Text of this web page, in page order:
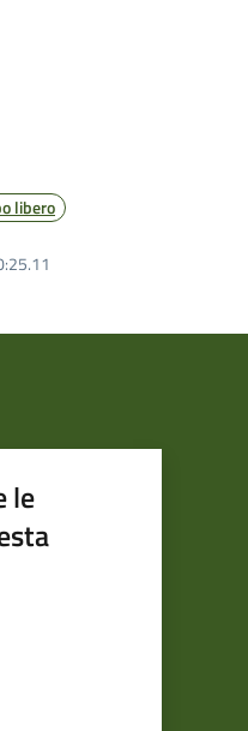
libero
le